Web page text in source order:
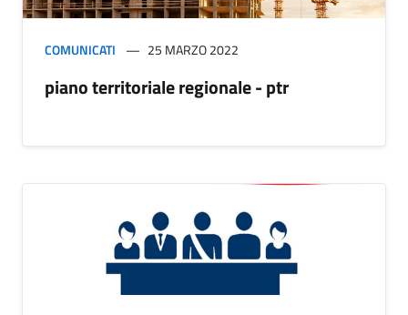
COMUNICATI 25 MARZO 2022
piano territoriale regionale - ptr